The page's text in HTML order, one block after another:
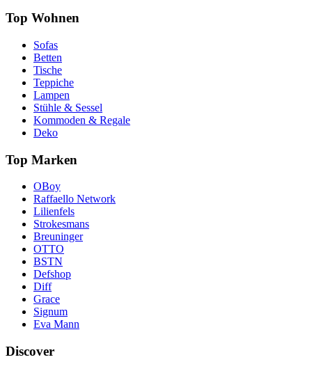
Top Wohnen
Sofas
Betten
Tische
Teppiche
Lampen
Stühle & Sessel
Kommoden & Regale
Deko
Top Marken
OBoy
Raffaello Network
Lilienfels
Strokesmans
Breuninger
OTTO
BSTN
Defshop
Diff
Grace
Signum
Eva Mann
Discover